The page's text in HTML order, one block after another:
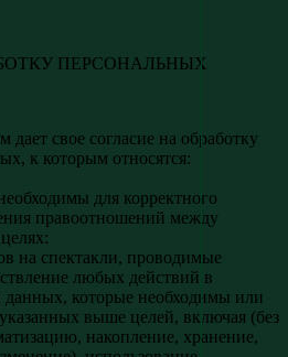
ПЕРСОНАЛЬНЫХ
свое согласие на обработку
к которым относятся:
для корректного
правоотношений между
на спектакли, проводимые
любых действий в
которые необходимы или
выше целей, включая (без
накопление, хранение,